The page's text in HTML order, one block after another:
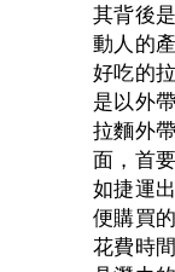
其背後
動人的
好吃的
是以外
拉麵外
面，首
如捷運
便購買
花費時